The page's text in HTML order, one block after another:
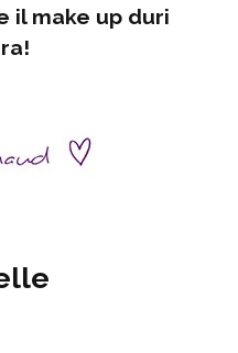
il make up duri